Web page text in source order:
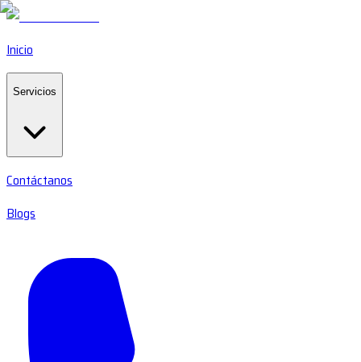
Inicio
Servicios
Contáctanos
Blogs